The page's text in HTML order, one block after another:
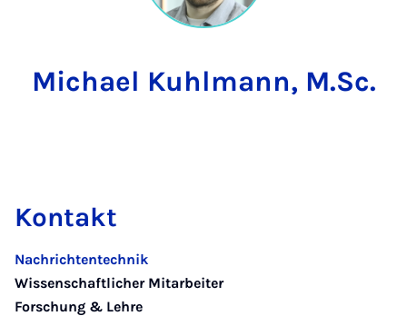
Michael Kuhlmann, M.Sc.
Kontakt
Nachrichtentechnik
Wissenschaftlicher Mitarbeiter
Forschung & Lehre